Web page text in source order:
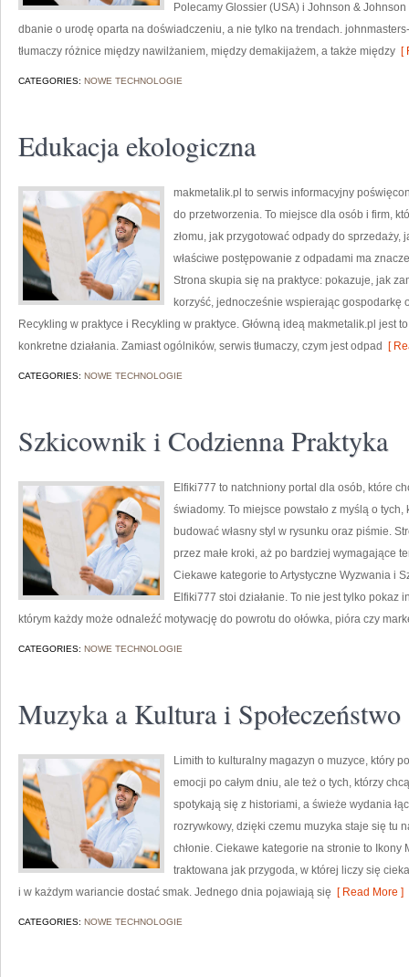
Polecamy Glossier (USA) i Johnson &
dbanie o urodę oparta na doświadczeniu, a nie tylko na trendach.
tłumaczy różnice między nawilżaniem, między demakijażem, a także między [
CATEGORIES: NOWE TECHNOLOGIE
Edukacja ekologiczna
makmetalik.pl to serwis informacyjny
do przetworzenia. To miejsce dla osób i firm,
złomu, jak przygotować odpady do
właściwe postępowanie z odpadami ma
Strona skupia się na praktyce: pokazuje, jak
korzyść, jednocześnie wspierając
Recykling w praktyce i Recykling w praktyce. Główną ideą makmetalik.pl jest
konkretne działania. Zamiast ogólników, serwis tłumaczy, czym jest odpad
[
CATEGORIES: NOWE TECHNOLOGIE
Szkicownik i Codzienna Praktyka
Elfiki777 to natchniony portal dla osób, które
świadomy. To miejsce powstało z myślą o
budować własny styl w rysunku oraz piśmie.
przez małe kroki, aż po bardziej wymagające
Ciekawe kategorie to Artystyczne Wyzwania i
Elfiki777 stoi działanie. To nie jest tylko
którym każdy może odnaleźć motywację do powrotu do ołówka, pióra czy
CATEGORIES: NOWE TECHNOLOGIE
Muzyka a Kultura i Społeczeństwo
Limith to kulturalny magazyn o muzyce, który
emocji po całym dniu, ale też o tych, którzy
spotykają się z historiami, a świeże wydania
rozrywkowy, dzięki czemu muzyka staje się tu
chłonie. Ciekawe kategorie na stronie to
traktowana jak przygoda, w której liczy się
i w każdym wariancie dostać smak. Jednego dnia pojawiają się [ Read More ]
CATEGORIES: NOWE TECHNOLOGIE